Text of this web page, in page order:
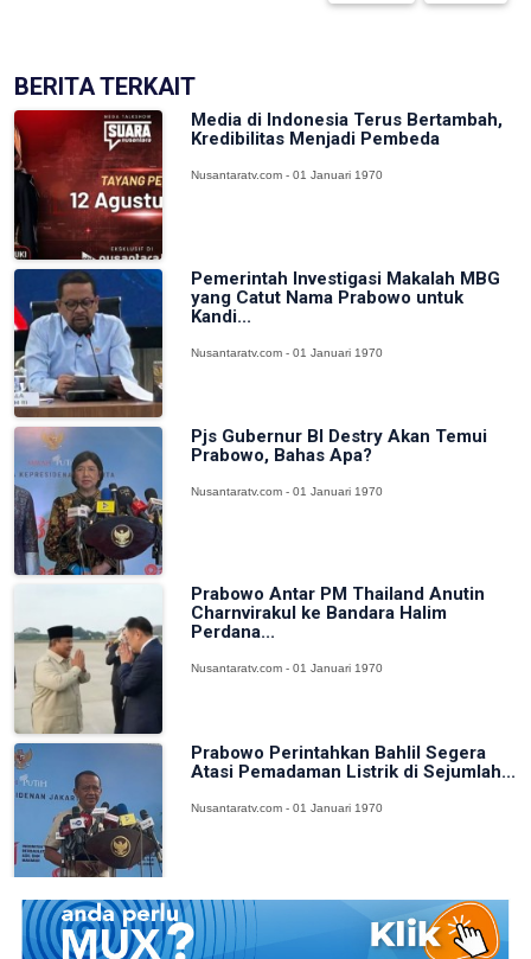
BERITA TERKAIT
Media di Indonesia Terus Bertambah,
Kredibilitas Menjadi Pembeda
Nusantaratv.com - 01 Januari 1970
Pemerintah Investigasi Makalah MBG
yang Catut Nama Prabowo untuk
Kandi...
Nusantaratv.com - 01 Januari 1970
Pjs Gubernur BI Destry Akan Temui
Prabowo, Bahas Apa?
Nusantaratv.com - 01 Januari 1970
Prabowo Antar PM Thailand Anutin
Charnvirakul ke Bandara Halim
Perdana...
Nusantaratv.com - 01 Januari 1970
Prabowo Perintahkan Bahlil Segera
Atasi Pemadaman Listrik di Sejumlah...
Nusantaratv.com - 01 Januari 1970